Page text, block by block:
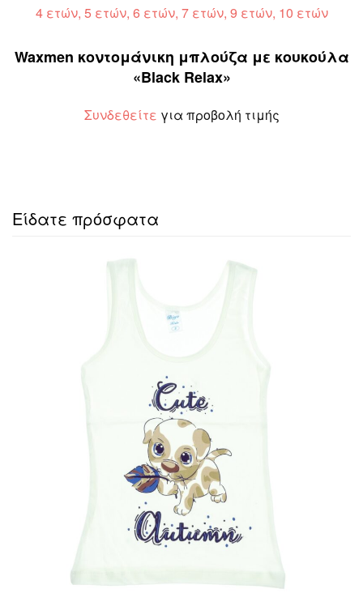
4 ετών, 5 ετών, 6 ετών, 7 ετών, 9 ετών, 10 ετών
Waxmen κοντομάνικη μπλούζα με κουκούλα
«Black Relax»
Συνδεθείτε για προβολή τιμής
Είδατε πρόσφατα